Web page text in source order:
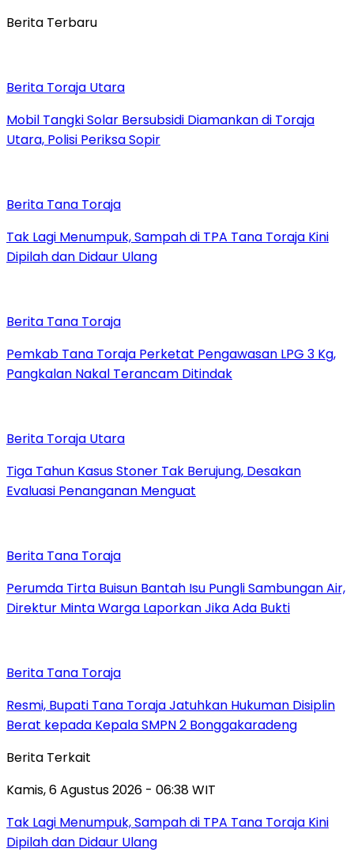
Berita Terbaru
Berita Toraja Utara
Mobil Tangki Solar Bersubsidi Diamankan di Toraja
Utara, Polisi Periksa Sopir
Berita Tana Toraja
Tak Lagi Menumpuk, Sampah di TPA Tana Toraja Kini
Dipilah dan Didaur Ulang
Berita Tana Toraja
Pemkab Tana Toraja Perketat Pengawasan LPG 3 Kg,
Pangkalan Nakal Terancam Ditindak
Berita Toraja Utara
Tiga Tahun Kasus Stoner Tak Berujung, Desakan
Evaluasi Penanganan Menguat
Berita Tana Toraja
Perumda Tirta Buisun Bantah Isu Pungli Sambungan Air,
Direktur Minta Warga Laporkan Jika Ada Bukti
Berita Tana Toraja
Resmi, Bupati Tana Toraja Jatuhkan Hukuman Disiplin
Berat kepada Kepala SMPN 2 Bonggakaradeng
Berita Terkait
Kamis, 6 Agustus 2026 - 06:38 WIT
Tak Lagi Menumpuk, Sampah di TPA Tana Toraja Kini
Dipilah dan Didaur Ulang